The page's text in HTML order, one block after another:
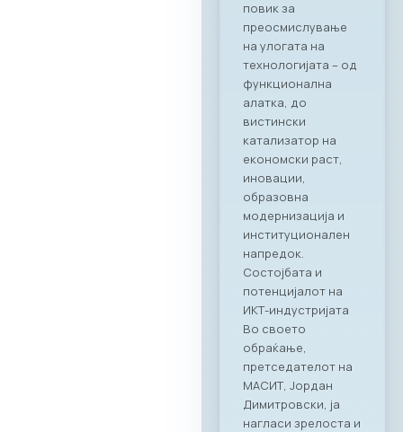
технологијата и
врвното
угостителство
Главниот фокус на
„CONNECT & TASTE“
беше потврдување
на стратешкото
партнерство
помеѓу МАСИТ и
Ragusa Group.
Преку овој настан,
членките на
комората имаа
единствена
можност одблиску
да се запознаат со
капацитетите и
професионалност
а на Ragusa Group –
лидер во областа
на организација на
корпоративни
настани и